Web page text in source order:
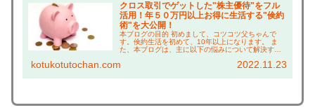
クロス取引でゲットした"株主優待"をフル
活用！年５０万円以上お得に生活する"倹約
術"を大公開！
本ブログの目的 初めまして、コツコツ父ちゃんで
す。倹約生活を初めて、10年以上になります。 ま
た、本ブログは、主に以下の悩みについて解決する
は、 ・株主優待って何がもらえるの？ →実際に使
kotukotutochan.com 2022.11.23